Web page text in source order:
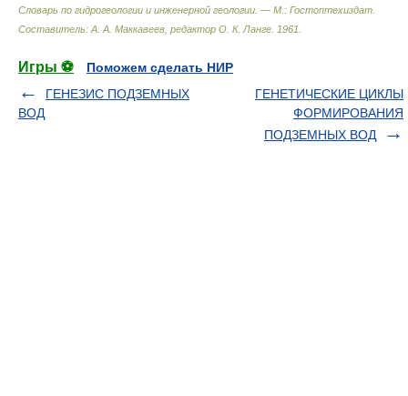
Словарь по гидрогеологии и инженерной геологии. — М.: Гостоптехиздат
Составитель: А. А. Маккавеев, редактор О. К. Ланге 1961
Игры ⚽
Поможем сделать НИР
ГЕНЕЗИС ПОДЗЕМНЫХ
ВОД
ГЕНЕТИЧЕСКИЕ ЦИКЛЫ
ФОРМИРОВАНИЯ
ПОДЗЕМНЫХ ВОД